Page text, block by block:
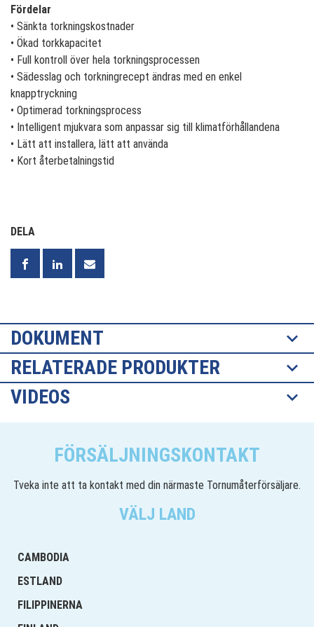
Fördelar
• Sänkta torkningskostnader
• Ökad torkkapacitet
• Full kontroll över hela torkningsprocessen
• Sädesslag och torkningrecept ändras med en enkel
knapptryckning
• Optimerad torkningsprocess
• Intelligent mjukvara som anpassar sig till klimatförhållandena
• Lätt att installera, lätt att använda
• Kort återbetalningstid
DELA
DOKUMENT
RELATERADE PRODUKTER
VIDEOS
FÖRSÄLJNINGSKONTAKT
Tveka inte att ta kontakt med din närmaste Tornumåterförsäljare.
VÄLJ LAND
CAMBODIA
ESTLAND
FILIPPINERNA